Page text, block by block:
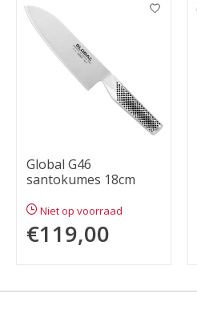
Global G46
santokumes 18cm
Niet op voorraad
€119,00